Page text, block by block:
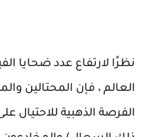
نظرًا لارتفاع عدد ضحايا
العالم ، فإن المحتالين
الفرصة الذهبية للاحتيال